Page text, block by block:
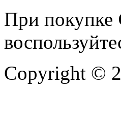
При покупке
Copyright ©